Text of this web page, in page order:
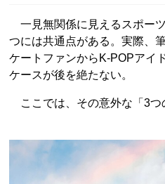
一見無関係に見えるスポー
つには共通点がある。実際、
ケートファンからK-POPアイ
ケースが後を絶たない。
ここでは、その意外な「3つ